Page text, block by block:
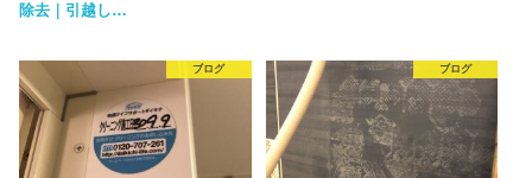
除去｜引越し…
ブログ ブログ